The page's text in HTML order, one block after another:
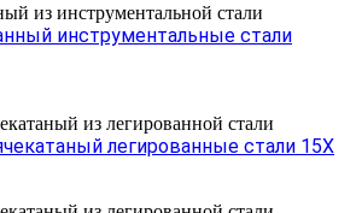
из инструментальной стали
инструментальные стали
из легированной стали
легированные стали 15Х